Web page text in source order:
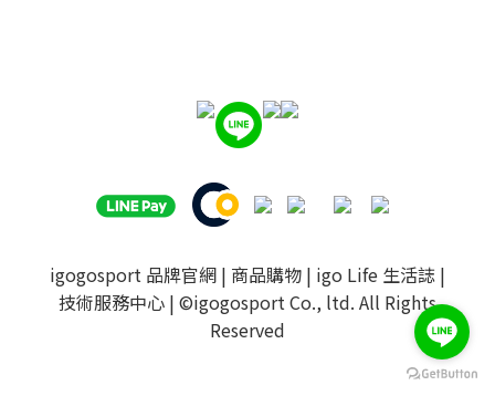
BUY NOW
igogosport 品牌官網 | 商品購物 | igo Life 生活誌 |
技術服務中心 | ©igogosport Co., ltd. All Rights
Reserved